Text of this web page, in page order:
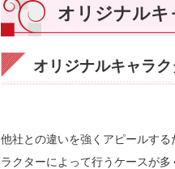
オリジナルキ
オリジナルキャラ
他社との違いを強くアピールす
ラクターによって行うケースが多